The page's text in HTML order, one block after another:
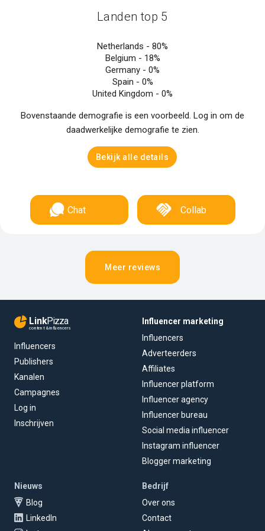
Landen top 5
Netherlands - 80%
Belgium - 18%
Germany - 0%
Spain - 0%
United Kingdom - 0%
Bovenstaande demografie is een voorbeeld. Log in om de
daadwerkelijke demografie te zien.
Bekijk alle details
Chat Collab
Meer reviews
LinkPizza
content & influencers
Influencers
Publishers
Kanalen
Campagnes
Log in
Inschrijven
Influencer marketing
Influencers
Adverteerders
Affiliates
Influencer platform
Influencer agency
Influencer bureau
Social media influencer
Instagram influencer
Blogger marketing
Nieuws
Blog
LinkedIn
Bedrijf
Over ons
Contact